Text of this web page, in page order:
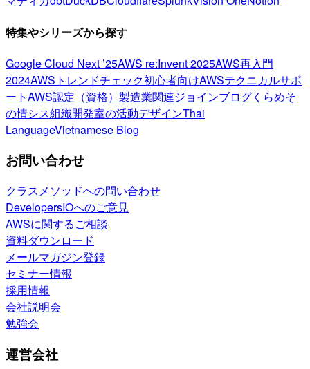
特集やシリーズから探す
Google Cloud Next ’25AWS re:Invent 2025AWS再入門
2024AWSトレンドチェック初心者向けAWSテクニカルサポ
ートAWS認定（資格） 製造業関連ジョインブログくらめそ
の情シス組織開発室の活動デザインThai
LanguageVietnamese Blog
お問い合わせ
クラスメソッドへの問い合わせ
DevelopersIOへのご意見
AWSに関するご相談
資料ダウンロード
メールマガジン登録
セミナー情報
採用情報
会社説明会
勉強会
運営会社